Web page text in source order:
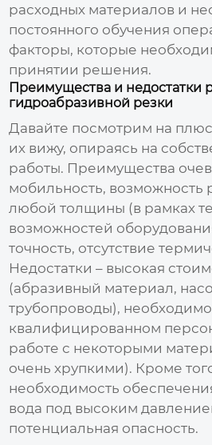
расходных материалов и
постоянного обучения
факторы, которые
принятии решения.
Преимущества и недостатки
гидроабразивной резки
Давайте посмотрим на
их вижу, опираясь на
работы. Преимущества
мобильность, возможность
любой толщины (в рамках
возможностей
точность, отсутствие
Недостатки – высокая
(абразивный материал,
трубопроводы),
квалифицированном
работе с некоторыми
очень хрупкими). Кроме
необходимость
вода под высоким
потенциальная опасность.